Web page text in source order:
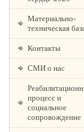
Материально-
техническая
Контакты
СМИ о нас
процесс и
социальное
сопровождение